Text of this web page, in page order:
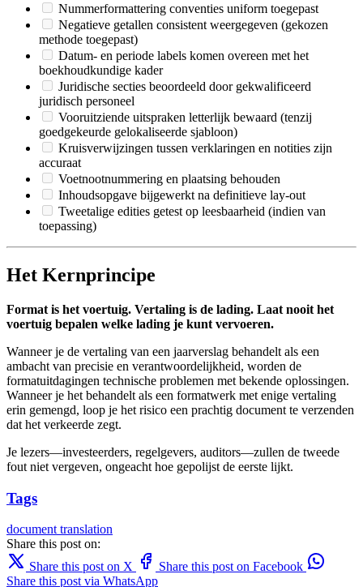
Nummerformattering conventies uniform toegepast
Negatieve getallen consistent weergegeven (gekozen
methode toegepast)
Datum- en periode labels komen overeen met het
boekhoudkundige kader
Juridische secties beoordeeld door gekwalificeerd
juridisch personeel
Vooruitziende uitspraken letterlijk bewaard (tenzij
goedgekeurde gelokaliseerde sjabloon)
Kruisverwijzingen tussen verklaringen en notities zijn
accuraat
Voetnootnummering en plaatsing behouden
Inhoudsopgave bijgewerkt na definitieve lay-out
Tweetalige edities getest op leesbaarheid (indien van
toepassing)
Het Kernprincipe
Format is het voertuig. Vertaling is de lading. Laat nooit het
voertuig bepalen welke lading je kunt vervoeren.
Wanneer je de vertaling van een jaarverslag behandelt als een
ambacht van precisie en verantwoordelijkheid, worden de
formatuitdagingen technische problemen met bekende oplossingen.
Wanneer je het behandelt als een formatwerk met enige vertaling
erin gemengd, loop je het risico een prachtig document te verzenden
dat het verkeerde zegt.
Je lezers—investeerders, regelgevers, auditors—zullen de tweede
fout niet vergeven, ongeacht hoe gepolijst de eerste lijkt.
Tags
document translation
Share this post on:
Share this post on X
Share this post on Facebook
Share this post via WhatsApp